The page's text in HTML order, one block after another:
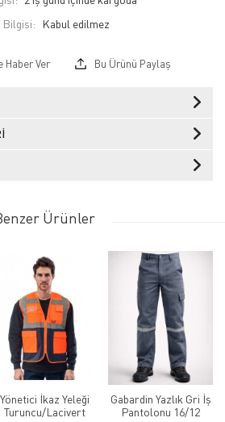
Bilgisi:
Haber Ver Bu Ürünü Paylaş
Ürünler
Yönetici İkaz Yeleği
Turuncu/Lacivert
Gabardin Yazlık Gri İş
Pantolonu 16/12